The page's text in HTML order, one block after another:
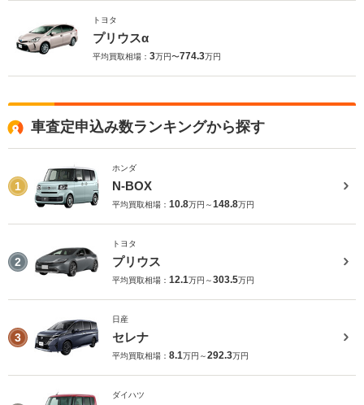
トヨタ
プリウスα
平均買取相場： 3万円〜774.3万円
車査定申込み数ランキングから探す
1
ホンダ
N-BOX
平均買取相場： 10.8万円～148.8万円
2
トヨタ
プリウス
平均買取相場： 12.1万円～303.5万円
3
日産
セレナ
平均買取相場： 8.1万円～292.3万円
ダイハツ